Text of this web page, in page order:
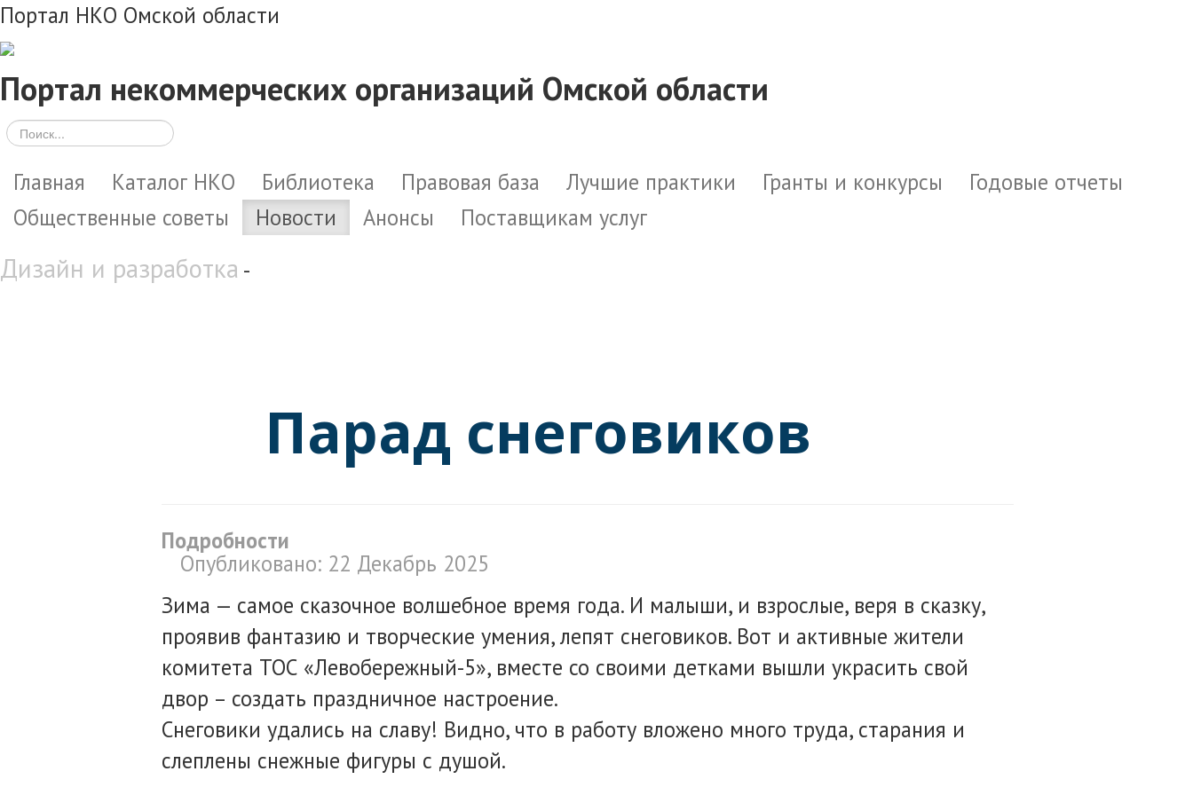
Портал НКО Омской области
Портал некоммерческих организаций Омской области
Главная Каталог НКО Библиотека Правовая база Лучшие практики Гранты и конкурсы
Годовые отчеты
Общественные советы
Новости Анонсы Поставщикам услуг
Дизайн и разработка -
Парад снеговиков
Подробности
Опубликовано: 22 Декабрь 2025
Зима — самое сказочное волшебное время года. И малыши, и взрослые, веря в сказку,
проявив фантазию и творческие умения, лепят снеговиков. Вот и активные жители
комитета ТОС «Левобережный-5», вместе со своими детками вышли украсить свой
двор – создать праздничное настроение.
Снеговики удались на славу! Видно, что в работу вложено много труда, старания и
слеплены снежные фигуры с душой.